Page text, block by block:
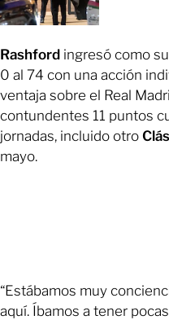
Rashford ingresó como
0 al 74 con una acción
ventaja sobre el Real
contundentes 11 puntos
jornadas, incluido otro
mayo.
“Estábamos muy
aquí. Íbamos a tener